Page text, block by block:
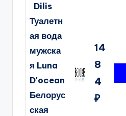
Dilis
Туалетн
ая вода
мужска
я Luna
D'ocean
Белорус
ская
14
8
4
₽